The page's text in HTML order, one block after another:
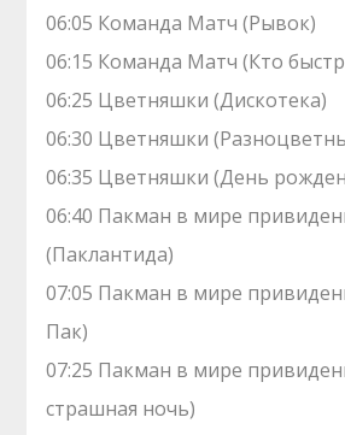
06:05 Команда Матч (Рывок)
06:15 Команда Матч (Кто
06:25 Цветняшки (Дискотека)
06:30 Цветняшки
06:35 Цветняшки (День
06:40 Пакман в мире
(Паклантида)
07:05 Пакман в мире
Пак)
07:25 Пакман в мире
страшная ночь)